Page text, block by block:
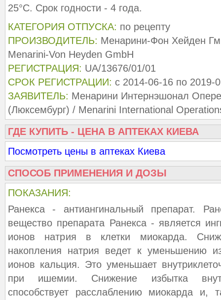
25°С. Срок годности - 4 года.
КАТЕГОРИЯ ОТПУСКА: по рецепту
ПРОИЗВОДИТЕЛЬ: Менарини-Фон Хейден
Menarini-Von Heyden GmbH
РЕГИСТРАЦИЯ: UA/13676/01/01
СРОК РЕГИСТРАЦИИ: с 2014-06-16 по 2019-
ЗАЯВИТЕЛЬ: Менарини Интернэшонал
(Люксембург) / Menarini International
ГДЕ КУПИТЬ - ЦЕНА В АПТЕКАХ КИЕВА
Посмотреть цены в аптеках Киева
СПОСОБ ПРИМЕНЕНИЯ И ДОЗЫ
ПОКАЗАНИЯ:
Ранекса - антиангинальный препарат.
вещество препарата Ранекса - является
ионов натрия в клетки миокарда.
накопления натрия ведет к уменьшению
ионов кальция. Это уменьшает
при ишемии. Снижение избытка
способствует расслаблению миокарда и,